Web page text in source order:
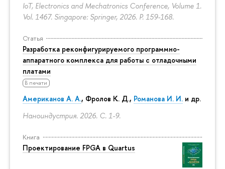
IoT, Electronics and Mechatronics Conference, Volume 1.
Vol. 1467. Singapore: Springer, 2026. P. 159-168.
Статья
Разработка реконфигурируемого программно-
аппаратного комплекса для работы с отладочными
платами
В печати
Американов А. А., Фролов К. Д., Романова И. И. и др.
Наноиндустрия. 2026. С. 1-9.
Книга
Проектирование FPGA в Quartus